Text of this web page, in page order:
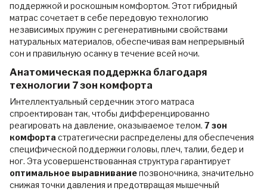
поддержкой и роскошным комфортом. Этот гибридный
матрас сочетает в себе передовую технологию
независимых пружин с регенеративными свойствами
натуральных материалов, обеспечивая вам непрерывный
сон и правильную осанку в течение всей ночи.
Анатомическая поддержка благодаря
технологии 7 зон комфорта
Интеллектуальный сердечник этого матраса
спроектирован так, чтобы дифференцированно
реагировать на давление, оказываемое телом. 7 зон
комфорта стратегически распределены для обеспечения
специфической поддержки головы, плеч, талии, бедер и
ног. Эта усовершенствованная структура гарантирует
оптимальное выравниваниепозвоночника, значительно
снижая точки давления и предотвращая мышечный